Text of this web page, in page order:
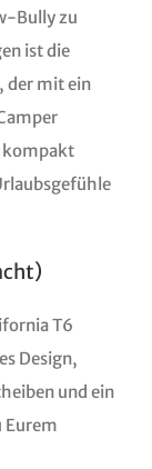
Bully zu
ist die
der mit ein
kompakt
T6
Design,
und ein
Eurem